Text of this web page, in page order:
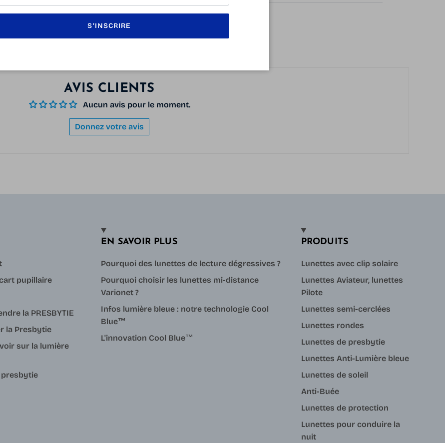
AVIS CLIENTS
Aucun avis pour le moment.
Donnez votre avis
pupillaire
la PRESBYTIE
la Presbytie
sur la lumière
presbytie
EN SAVOIR PLUS
Pourquoi des lunettes de lecture dégressives ?
Pourquoi choisir les lunettes mi-distance
Varionet ?
Infos lumière bleue : notre technologie Cool
Blue™
L'innovation Cool Blue™
PRODUITS
Lunettes avec clip solaire
Lunettes Aviateur, lunettes
Pilote
Lunettes semi-cerclées
Lunettes rondes
Lunettes de presbytie
Lunettes Anti-Lumière bleue
Lunettes de soleil
Anti-Buée
Lunettes de protection
Lunettes pour conduire la
nuit
S’INSCRIRE